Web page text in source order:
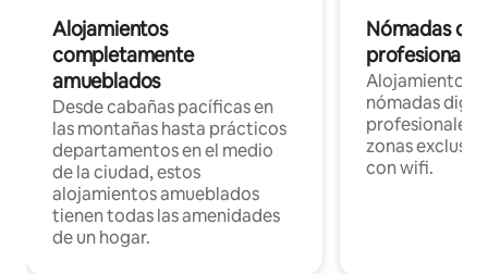
Alojamientos
completamente
amueblados
Desde cabañas pacíficas en
las montañas hasta prácticos
departamentos en el medio
de la ciudad, estos
alojamientos amueblados
tienen todas las amenidades
de un hogar.
Nómadas
Alojamientos
nómadas
profesionales
zonas
con wifi.